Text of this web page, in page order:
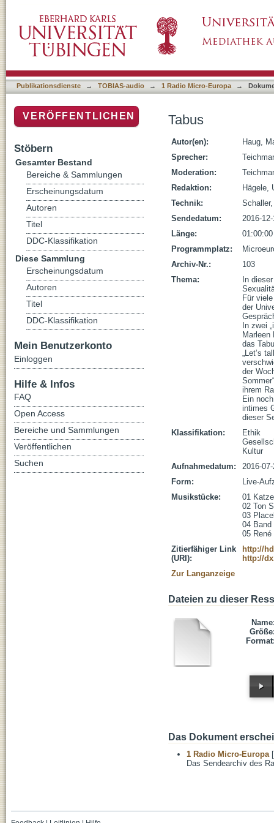
Publikationsdienste → TOBIAS-audio → 1 Radio Micro-Europa →
Tabus
Autor(en):
Haug,
Sprecher:
Moderation:
Redaktion:
Hägele,
Technik:
Sendedatum:
2016-12-
Länge:
01:00:00
Programmplatz:
Archiv-Nr.:
103
Thema:
In
Für
der
In zwei
das
„Let’s
der
ihrem
Ein
intimes
dieser
Klassifikation:
Ethik
Kultur
Aufnahmedatum:
2016-
Form:
Live-
Musikstücke:
01
02 Ton
03
04 Band
05
Zitierfähiger Link
(URI):
http://
http://
Zur Langanzeige
Dateien zu dieser
Das Dokument
1 Radio Micro-Europa
Das Sendearchiv des
VERÖFFENTLICHEN
Stöbern
Gesamter Bestand
Bereiche & Sammlungen
Erscheinungsdatum
Autoren
Titel
DDC-Klassifikation
Diese Sammlung
Erscheinungsdatum
Autoren
Titel
DDC-Klassifikation
Mein Benutzerkonto
Einloggen
Hilfe & Infos
FAQ
Open Access
Bereiche und Sammlungen
Veröffentlichen
Suchen